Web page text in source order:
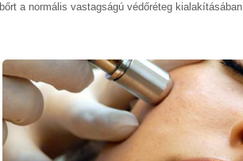
bőrt a normális vastagságú védőréteg